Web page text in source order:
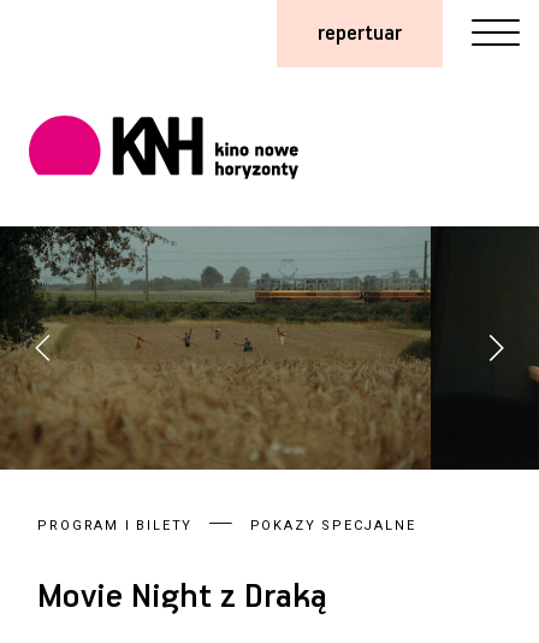
repertuar
PROGRAM I BILETY POKAZY SPECJALNE
Movie Night z Draką